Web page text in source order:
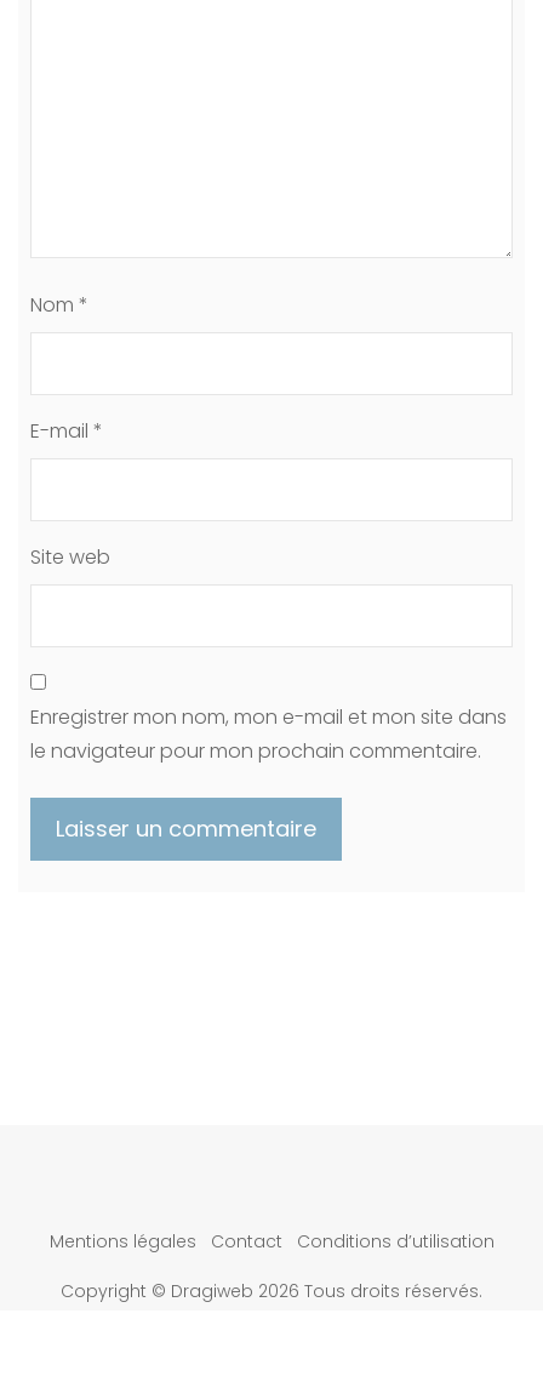
Nom *
E-mail *
Site web
Enregistrer mon nom, mon e-mail et mon site dans
le navigateur pour mon prochain commentaire.
Mentions légales Contact Conditions d’utilisation
Copyright © Dragiweb 2026 Tous droits réservés.